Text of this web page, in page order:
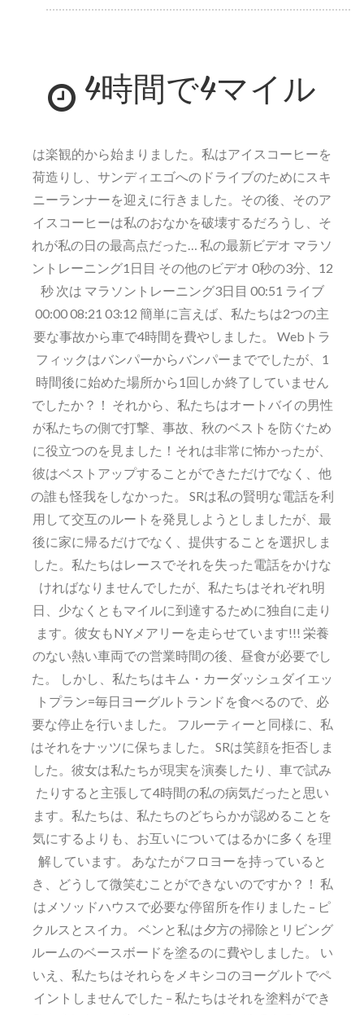
脂
4時間で4マイル
は楽観的から始まりました。私はアイスコーヒーを
荷造りし、サンディエゴへのドライブのためにスキ
ニーランナーを迎えに行きました。その後、そのア
イスコーヒーは私のおなかを破壊するだろうし、そ
れが私の日の最高点だった… 私の最新ビデオ マラソ
ントレーニング1日目 その他のビデオ 0秒の3分、12
秒 次は マラソントレーニング3日目 00:51 ライブ
00:00 08:21 03:12 簡単に言えば、私たちは2つの主
要な事故から車で4時間を費やしました。 Webトラ
フィックはバンパーからバンパーまででしたが、1
時間後に始めた場所から1回しか終了していません
でしたか？！ それから、私たちはオートバイの男性
が私たちの側で打撃、事故、秋のベストを防ぐため
に役立つのを見ました！それは非常に怖かったが、
彼はベストアップすることができただけでなく、他
の誰も怪我をしなかった。 SRは私の賢明な電話を利
用して交互のルートを発見しようとしましたが、最
後に家に帰るだけでなく、提供することを選択しま
した。私たちはレースでそれを失った電話をかけな
ければなりませんでしたが、私たちはそれぞれ明
日、少なくともマイルに到達するために独自に走り
ます。彼女もNYメアリーを走らせています!!! 栄養
のない熱い車両での営業時間の後、昼食が必要でし
た。 しかし、私たちはキム・カーダッシュダイエッ
トプラン=毎日ヨーグルトランドを食べるので、必
要な停止を行いました。 フルーティーと同様に、私
はそれをナッツに保ちました。 SRは笑顔を拒否しま
した。彼女は私たちが現実を演奏したり、車で試み
たりすると主張して4時間の私の病気だったと思い
ます。私たちは、私たちのどちらかが認めることを
気にするよりも、お互いについてはるかに多くを理
解しています。 あなたがフロヨーを持っていると
き、どうして微笑むことができないのですか？！ 私
はメソッドハウスで必要な停留所を作りました – ピ
クルスとスイカ。 ベンと私は夕方の掃除とリビング
ルームのベースボードを塗るのに費やしました。 い
いえ、私たちはそれらをメキシコのヨーグルトでペ
イントしませんでした – 私たちはそれを塗料ができ